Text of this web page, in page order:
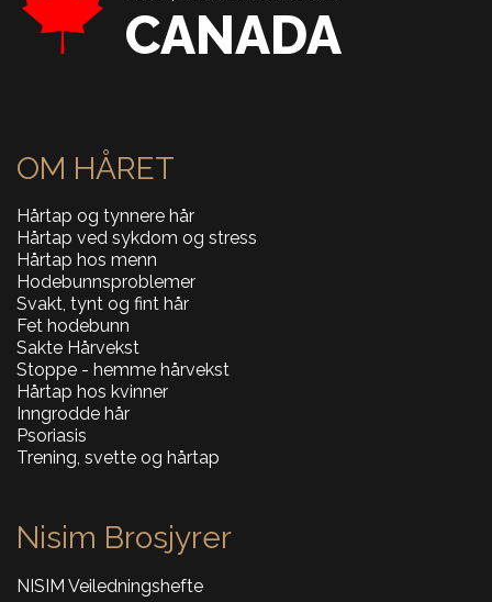
CANADA
OM HÅRET
Hårtap og tynnere hår
Hårtap ved sykdom og stress
Hårtap hos menn
Hodebunnsproblemer
Svakt, tynt og fint hår
Fet hodebunn
Sakte Hårvekst
Stoppe - hemme hårvekst
Hårtap hos kvinner
Inngrodde hår
Psoriasis
Trening, svette og hårtap
Nisim Brosjyrer
NISIM Veiledningshefte